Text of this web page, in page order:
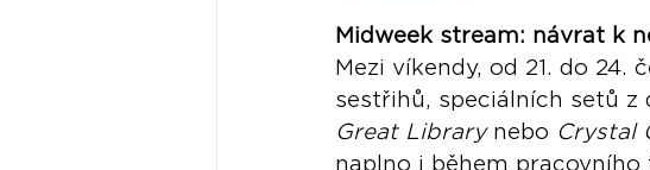
Midweek stream: návrat k
Mezi víkendy, od 21. do 24.
sestřihů, speciálních setů z
Great Library nebo Crystal
naplno i během pracovního